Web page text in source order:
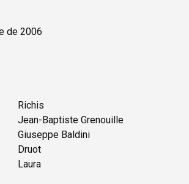
de 2006
Richis
Jean-Baptiste Grenouille
Giuseppe Baldini
Druot
Laura